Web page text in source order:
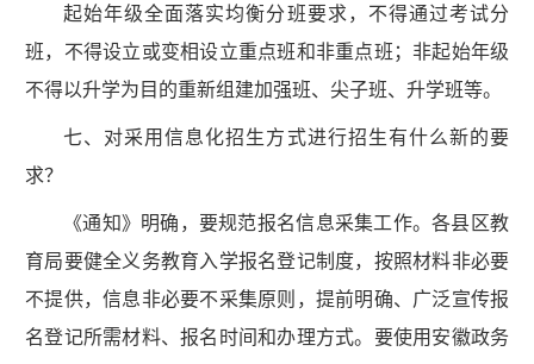
起始年级全面落实均衡分班要求，不得通过考试分
班，不得设立或变相设立重点班和非重点班；非起始年级
不得以升学为目的重新组建加强班、尖子班、升学班等。
七、对采用信息化招生方式进行招生有什么新的要
求？
《通知》明确，要规范报名信息采集工作。各县区教
育局要健全义务教育入学报名登记制度，按照材料非必要
不提供，信息非必要不采集原则，提前明确、广泛宣传报
名登记所需材料、报名时间和办理方式。要使用安徽政务